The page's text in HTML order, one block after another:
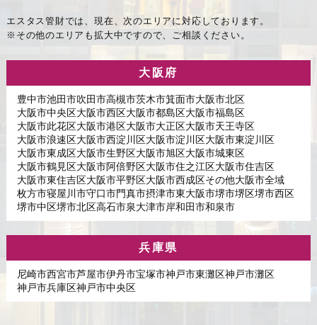
エスタス管財では、現在、次のエリアに対応しております。
※その他のエリアも拡大中ですので、ご相談ください。
大阪府
豊中市池田市吹田市高槻市茨木市箕面市大阪市北区
大阪市中央区大阪市西区大阪市都島区大阪市福島区
大阪市此花区大阪市港区大阪市大正区大阪市天王寺区
大阪市浪速区大阪市西淀川区大阪市淀川区大阪市東淀川区
大阪市東成区大阪市生野区大阪市旭区大阪市城東区
大阪市鶴見区大阪市阿倍野区大阪市住之江区大阪市住吉区
大阪市東住吉区大阪市平野区大阪市西成区その他大阪市全域
枚方市寝屋川市守口市門真市摂津市東大阪市堺市堺区堺市西区
堺市中区堺市北区高石市泉大津市岸和田市和泉市
兵庫県
尼崎市西宮市芦屋市伊丹市宝塚市神戸市東灘区神戸市灘区
神戸市兵庫区神戸市中央区